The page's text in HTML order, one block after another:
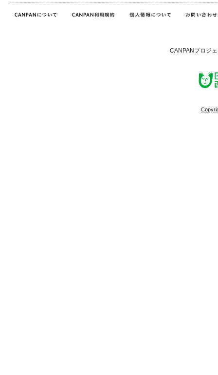
CANPANプロジ